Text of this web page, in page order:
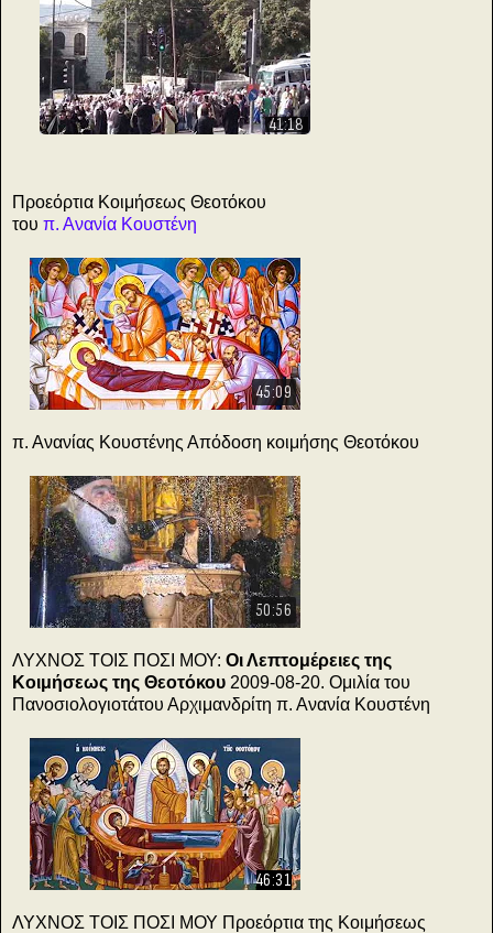
41:18
Προεόρτια Κοιμήσεως Θεοτόκου
του π. Ανανία Κουστένη
45:09
π. Ανανίας Κουστένης Απόδοση κοιμήσης Θεοτόκου
50:56
ΛΥΧΝΟΣ ΤΟΙΣ ΠΟΣΙ ΜΟΥ: Οι Λεπτομέρειες της
Κοιμήσεως της Θεοτόκου 2009-08-20. Ομιλία του
Πανοσιολογιοτάτου Αρχιμανδρίτη π. Ανανία Κουστένη
46:31
ΛΥΧΝΟΣ ΤΟΙΣ ΠΟΣΙ ΜΟΥ Προεόρτια της Κοιμήσεως